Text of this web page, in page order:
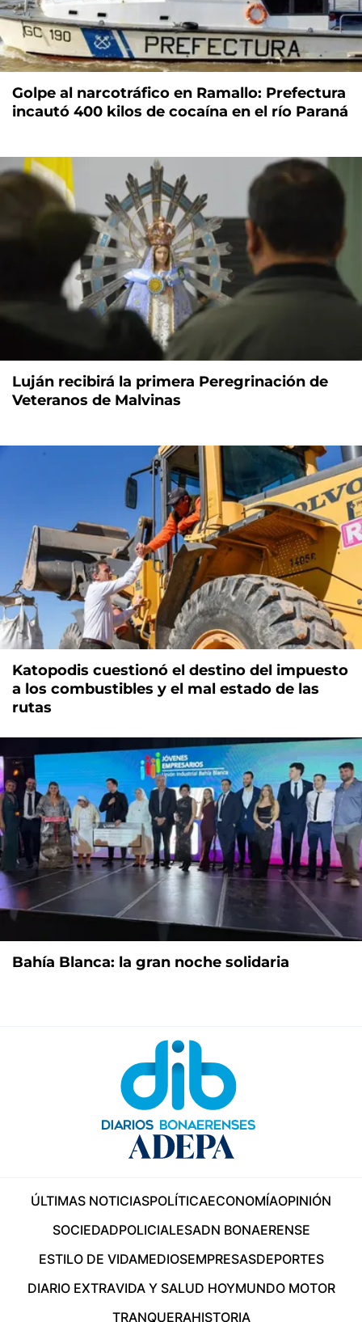
Golpe al narcotráfico en Ramallo: Prefectura
incautó 400 kilos de cocaína en el río Paraná
Luján recibirá la primera Peregrinación de
Veteranos de Malvinas
Katopodis cuestionó el destino del impuesto
a los combustibles y el mal estado de las
rutas
Bahía Blanca: la gran noche solidaria
ÚLTIMAS NOTICIASPOLÍTICAECONOMÍAOPINIÓN
SOCIEDADPOLICIALESADN BONAERENSE
ESTILO DE VIDAMEDIOSEMPRESASDEPORTES
DIARIO EXTRAVIDA Y SALUD HOYMUNDO MOTOR
TRANQUERAHISTORIA